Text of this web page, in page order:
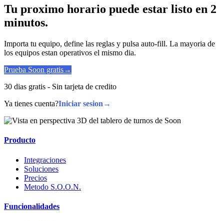
Tu proximo horario puede estar listo en 2
minutos.
Importa tu equipo, define las reglas y pulsa auto-fill. La mayoria de
los equipos estan operativos el mismo dia.
Prueba Soon gratis→
30 dias gratis - Sin tarjeta de credito
Ya tienes cuenta?Iniciar sesion →
Producto
Integraciones
Soluciones
Precios
Metodo S.O.O.N.
Funcionalidades